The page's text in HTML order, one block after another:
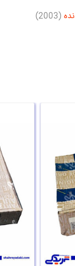
(2003)